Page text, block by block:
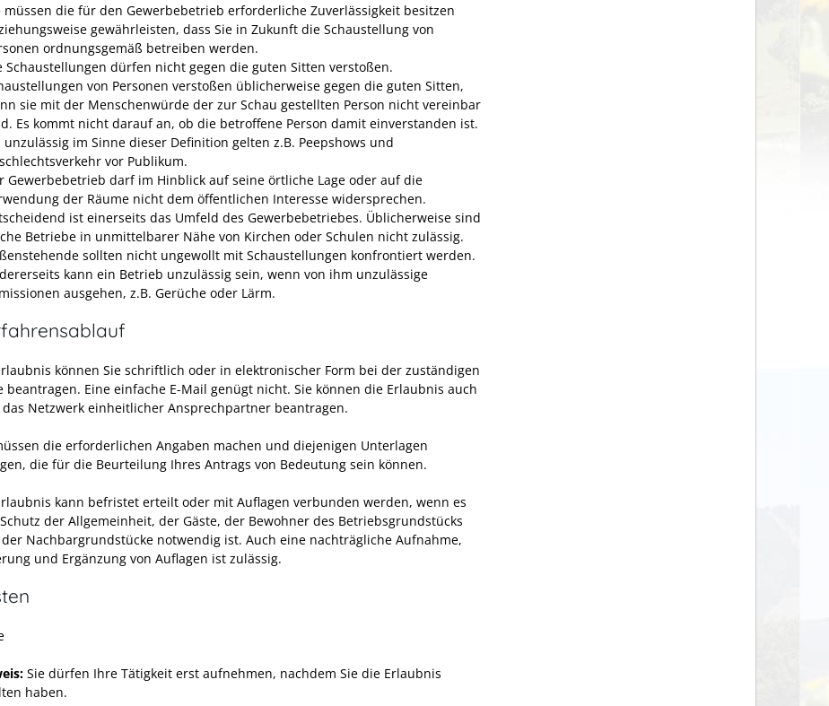
müssen die für den Gewerbebetrieb erforderliche Zuverlässigkeit besitzen
gewährleisten, dass Sie in Zukunft die Schaustellung von
ordnungsgemäß betreiben werden.
Schaustellungen dürfen nicht gegen die guten Sitten verstoßen.
von Personen verstoßen üblicherweise gegen die guten Sitten,
sie mit der Menschenwürde der zur Schau gestellten Person nicht vereinbar
Es kommt nicht darauf an, ob die betroffene Person damit einverstanden ist.
unzulässig im Sinne dieser Definition gelten z.B. Peepshows und
vor Publikum.
Gewerbebetrieb darf im Hinblick auf seine örtliche Lage oder auf die
der Räume nicht dem öffentlichen Interesse widersprechen.
ist einerseits das Umfeld des Gewerbebetriebes. Üblicherweise sind
Betriebe in unmittelbarer Nähe von Kirchen oder Schulen nicht zulässig.
sollten nicht ungewollt mit Schaustellungen konfrontiert werden.
kann ein Betrieb unzulässig sein, wenn von ihm unzulässige
ausgehen, z.B. Gerüche oder Lärm.
können Sie schriftlich oder in elektronischer Form bei der zuständigen
beantragen. Eine einfache E-Mail genügt nicht. Sie können die Erlaubnis auch
Netzwerk einheitlicher Ansprechpartner beantragen.
die erforderlichen Angaben machen und diejenigen Unterlagen
die für die Beurteilung Ihres Antrags von Bedeutung sein können.
kann befristet erteilt oder mit Auflagen verbunden werden, wenn es
der Allgemeinheit, der Gäste, der Bewohner des Betriebsgrundstücks
Nachbargrundstücke notwendig ist. Auch eine nachträgliche Aufnahme,
und Ergänzung von Auflagen ist zulässig.
Sie dürfen Ihre Tätigkeit erst aufnehmen, nachdem Sie die Erlaubnis
haben.